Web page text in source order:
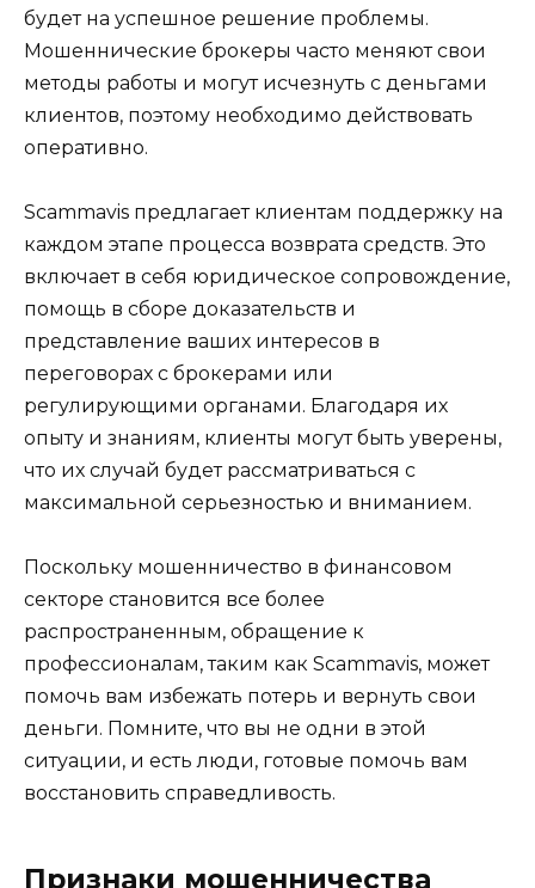
будет на успешное решение проблемы.
Мошеннические брокеры часто меняют свои
методы работы и могут исчезнуть с деньгами
клиентов, поэтому необходимо действовать
оперативно.
Scammavis предлагает клиентам поддержку на
каждом этапе процесса возврата средств. Это
включает в себя юридическое сопровождение,
помощь в сборе доказательств и
представление ваших интересов в
переговорах с брокерами или
регулирующими органами. Благодаря их
опыту и знаниям, клиенты могут быть уверены,
что их случай будет рассматриваться с
максимальной серьезностью и вниманием.
Поскольку мошенничество в финансовом
секторе становится все более
распространенным, обращение к
профессионалам, таким как Scammavis, может
помочь вам избежать потерь и вернуть свои
деньги. Помните, что вы не одни в этой
ситуации, и есть люди, готовые помочь вам
восстановить справедливость.
Признаки мошенничества